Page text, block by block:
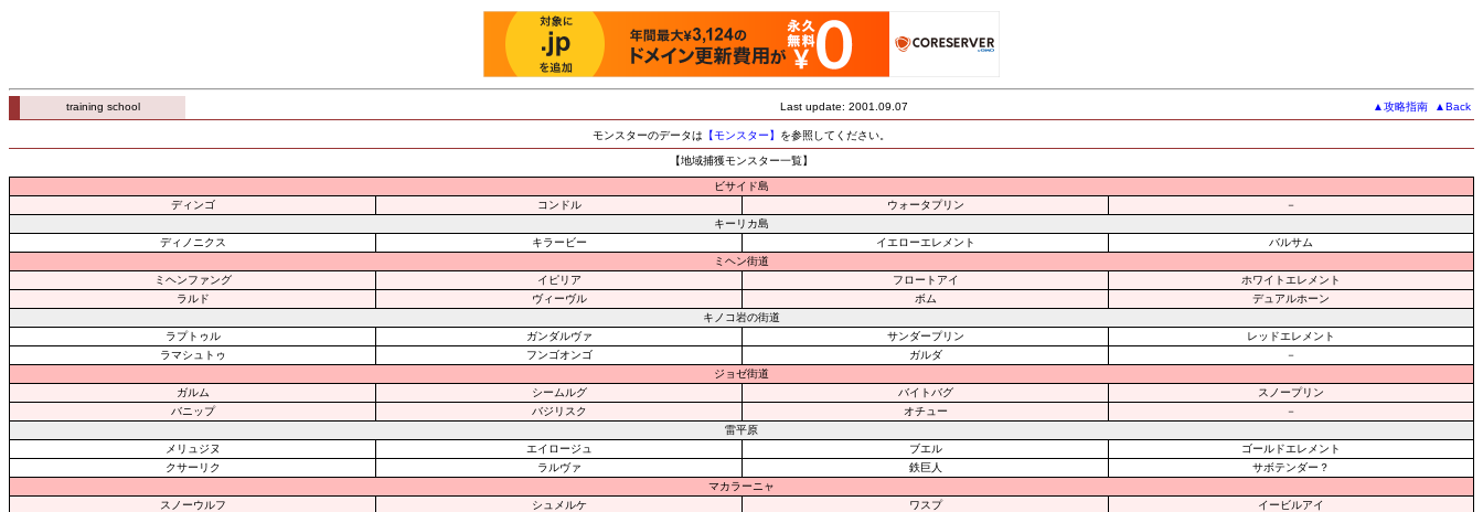
training school Last update: 2001.09.07 ▲攻略指南 ▲Back
モンスターのデータは 【モンスター】 を参照してください。
【地域捕獲モンスター一覧】
ビサイド島
ディンゴ
コンドル ウォータプリン
－
キーリカ島
ディノニクス
キラービー イエローエレメント
バルサム
ミヘン街道
ミヘンファング
イピリア フロートアイ
ホワイトエレメント
ラルド
ヴィーヴル ボム
デュアルホーン
キノコ岩の街道
ラプトゥル
ガンダルヴァ サンダープリン
レッドエレメント
ラマシュトゥ
フンゴオンゴ ガルダ
－
ジョゼ街道
ガルム
シームルグ バイトバグ
スノープリン
バニップ
バジリスク オチュー
－
雷平原
メリュジヌ
エイロージュ ブエル
ゴールドエレメント
クサーリク
ラルヴァ 鉄巨人
サボテンダー？
マカラーニャ
スノーウルフ
シュメルケ ワスプ
イービルアイ